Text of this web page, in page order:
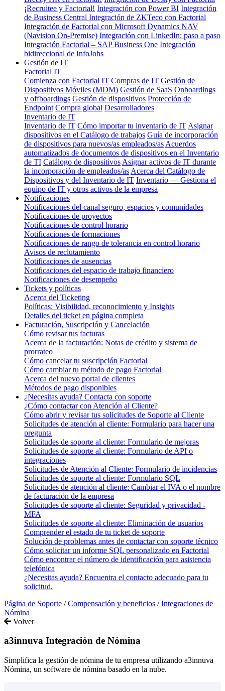
¡Recruitee y Factorial! Integración con Power BI Integración
de Business Central Integración de ZKTeco con Factorial
Integración de Factorial con Microsoft Dynamics NAV
(Navision On-Premise) Integración con LinkedIn: paso a paso
Integración Factorial – SAP Business One Integración
bidireccional de InfoJobs
Gestión de IT
Factorial IT
Comienza con Factorial IT Compras de IT Gestión de
Dispositivos Móviles (MDM) Gestión de SaaS Onboardings
y offboardings Gestión de dispositivos Protección de
Endpoint Compra global Desarrolladores
Inventario de IT
Inventario de IT Cómo importar tu inventario de IT Asignar
dispositivos en el Catálogo de trabajos Guía de incorporación
de dispositivos para nuevos/as empleados/as Acuerdos
automatizados de documentos de dispositivos en el Inventario
de TI Catálogo de dispositivos Asignar activos de IT durante
la incorporación de empleados/as Acerca del Catálogo de
Dispositivos y del Inventario de IT Inventario — Gestiona el
equipo de IT y otros activos de la empresa
Notificaciones
Notificaciones del canal seguro, espacios y comunidades
Notificaciones de proyectos
Notificaciones de control horario
Notificaciones de formaciones
Notificaciones de rango de tolerancia en control horario
Avisos de reclutamiento
Notificaciones de ausencias
Notificaciones del espacio de trabajo financiero
Notificaciones de desempeño
Tickets y políticas
Acerca del Ticketing
Políticas: Visibilidad, reconocimiento y Insights
Detalles del ticket en página completa
Facturación, Suscripción y Cancelación
Cómo revisar tus facturas
Acerca de la facturación: Notas de crédito y sistema de
prorrateo
Cómo cancelar tu suscripción Factorial
Cómo cambiar tu método de pago Factorial
Acerca del nuevo portal de clientes
Métodos de pago disponibles
¿Necesitas ayuda? Contacta con soporte
¿Cómo contactar con Atención al Cliente?
Cómo abrir y revisar tus solicitudes de Soporte al Cliente
Solicitudes de atención al cliente: Formulario para hacer una
pregunta
Solicitudes de soporte al cliente: Formulario de mejoras
Solicitudes de soporte al cliente: Formulario de API o
integraciones
Solicitudes de Atención al Cliente: Formulario de incidencias
Solicitudes de soporte al cliente: Formulario SQL
Solicitudes de atención al cliente: Cambiar el IVA o el nombre
de facturación de la empresa
Solicitudes de soporte al cliente: Seguridad y privacidad -
MFA
Solicitudes de soporte al cliente: Eliminación de usuarios
Comprender el estado de tu ticket de soporte
Solución de problemas antes de contactar con soporte técnico
Cómo solicitar un informe SQL personalizado en Factorial
Cómo encontrar el número de identificación para asistencia
telefónica
¿Necesitas ayuda? Encuentra el contacto adecuado para tu
solicitud.
Página de Soporte / Compensación y beneficios / Integraciones de
Nómina
Volver
a3innuva Integración de Nómina
Simplifica la gestión de nómina de tu empresa utilizando a3innuva
Nómina, un software de nómina basado en la nube.